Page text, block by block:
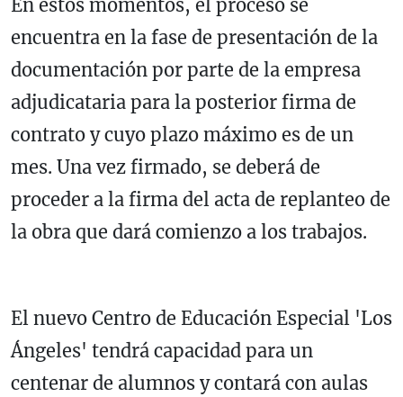
En estos momentos, el proceso se
encuentra en la fase de presentación de la
documentación por parte de la empresa
adjudicataria para la posterior firma de
contrato y cuyo plazo máximo es de un
mes. Una vez firmado, se deberá de
proceder a la firma del acta de replanteo de
la obra que dará comienzo a los trabajos.
El nuevo Centro de Educación Especial 'Los
Ángeles' tendrá capacidad para un
centenar de alumnos y contará con aulas